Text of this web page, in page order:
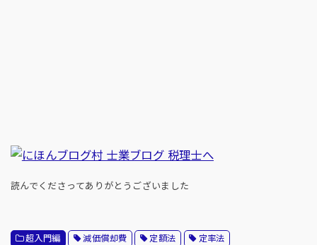
読んでくださってありがとうございました
超入門編 減価償却費 定額法 定率法